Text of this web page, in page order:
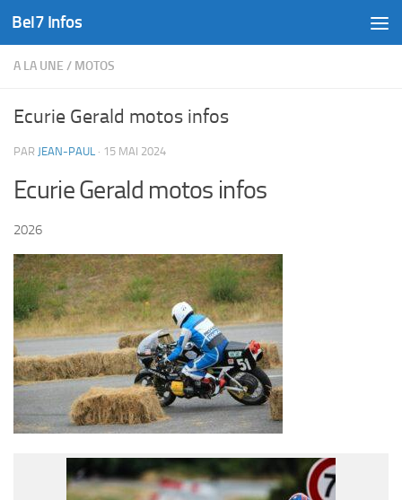
Skip to content
Bel7 Infos
A LA UNE / MOTOS
Ecurie Gerald motos infos
PAR JEAN-PAUL · 15 MAI 2024
Ecurie Gerald motos infos
2026